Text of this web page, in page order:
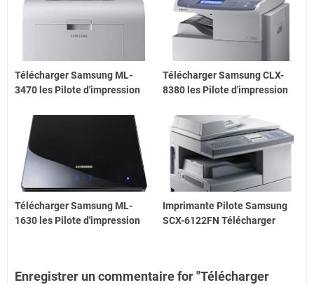
Télécharger Samsung ML-
3470 les Pilote d'impression
Télécharger Samsung CLX-
8380 les Pilote d'impression
Télécharger Samsung ML-
1630 les Pilote d'impression
Imprimante Pilote Samsung
SCX-6122FN Télécharger
Enregistrer un commentaire for "Télécharger